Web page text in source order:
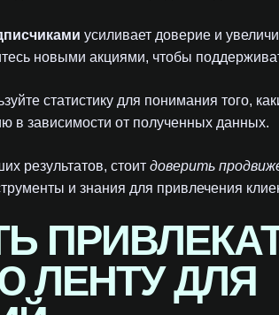
усиливает доверие и
новыми акциями, чтобы
статистику для понимания того,
в зависимости от полученных данных.
результатов, стоит доверить
и знания для привлечения
ЛЕНТУ ДЛЯ